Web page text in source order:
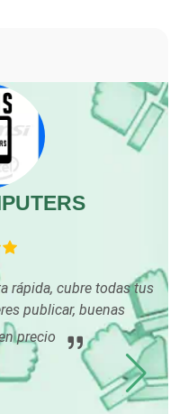
rápida, cubre todas tus
publicar, buenas
precio